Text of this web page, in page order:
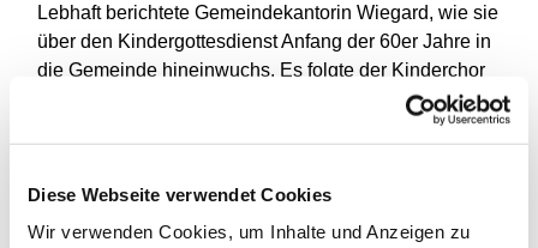
Diese Webseite verwendet Cookies
Wir verwenden Cookies, um Inhalte und Anzeigen zu
Lebhaft berichtete Gemeindekantorin Wiegard, wie sie
über den Kindergottesdienst Anfang der 60er Jahre in
die Gemeinde hineinwuchs. Es folgte der Kinderchor
und später der Flötenkreis. Der Klavierunterricht bei
Gemeindekantor Erich Rolf ließ bei der damals
Musik zu studieren. Der Kreis schloss sich, als sie vor